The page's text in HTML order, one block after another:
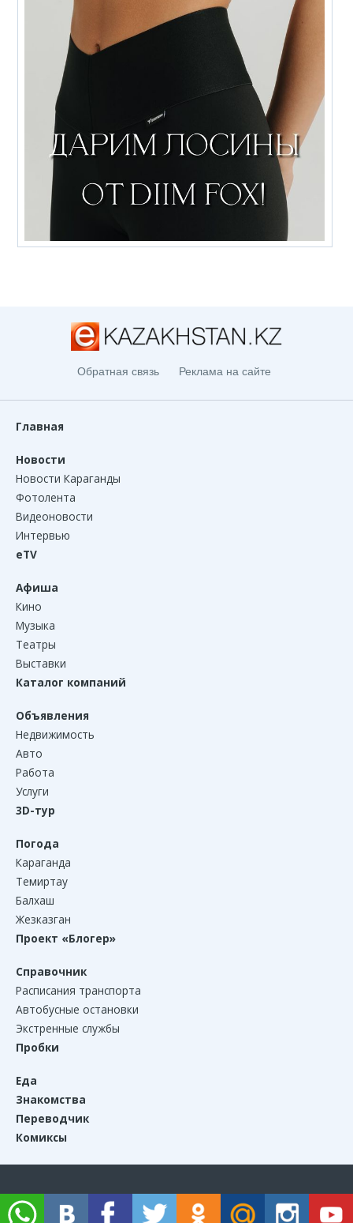
Обратная связь Реклама на сайте
Главная
Новости
Новости Караганды
Фотолента
Видеоновости
Интервью
eTV
Афиша
Кино
Музыка
Театры
Выставки
Каталог компаний
Объявления
Недвижимость
Авто
Работа
Услуги
3D-тур
Погода
Караганда
Темиртау
Балхаш
Жезказган
Проект «Блогер»
Справочник
Расписания транспорта
Автобусные остановки
Экстренные службы
Пробки
Еда
Знакомства
Переводчик
Комиксы